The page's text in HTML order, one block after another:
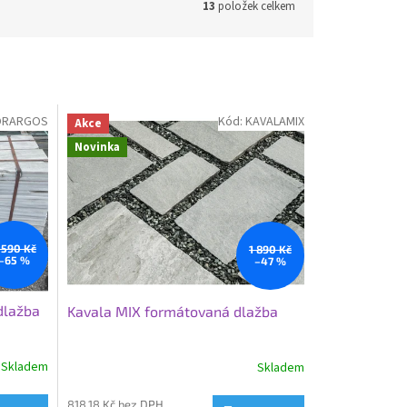
13 položek celkem
Kč
%
Skladem
Akce
Novinka
1 890 Kč
–47 %
Kavala MIX formátovaná dlažba
Skladem
818,18 Kč bez DPH
Kód: KAVALAMIX